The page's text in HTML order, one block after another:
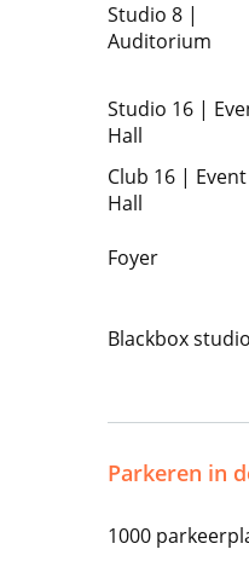
Studio 8 |
Auditorium
Studio 16 |
Hall
Club 16 | Event
Hall
Foyer
Blackbox
Parkeren in
1000